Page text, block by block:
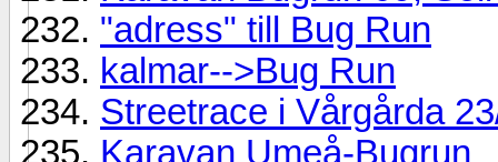
"adress" till Bug Run
kalmar-->Bug Run
Streetrace i Vårgårda
Karavan Umeå-Bugrun